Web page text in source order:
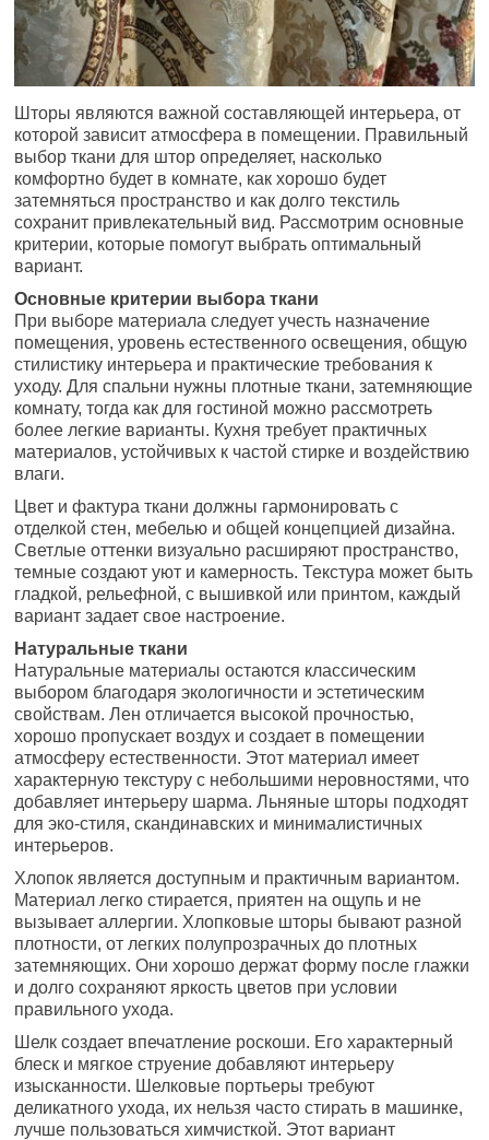
Шторы являются важной составляющей интерьера, от
которой зависит атмосфера в помещении. Правильный
выбор ткани для штор определяет, насколько
комфортно будет в комнате, как хорошо будет
затемняться пространство и как долго текстиль
сохранит привлекательный вид. Рассмотрим основные
критерии, которые помогут выбрать оптимальный
вариант.
Основные критерии выбора ткани
При выборе материала следует учесть назначение
помещения, уровень естественного освещения, общую
стилистику интерьера и практические требования к
уходу. Для спальни нужны плотные ткани, затемняющие
комнату, тогда как для гостиной можно рассмотреть
более легкие варианты. Кухня требует практичных
материалов, устойчивых к частой стирке и воздействию
влаги.
Цвет и фактура ткани должны гармонировать с
отделкой стен, мебелью и общей концепцией дизайна.
Светлые оттенки визуально расширяют пространство,
темные создают уют и камерность. Текстура может быть
гладкой, рельефной, с вышивкой или принтом, каждый
вариант задает свое настроение.
Натуральные ткани
Натуральные материалы остаются классическим
выбором благодаря экологичности и эстетическим
свойствам. Лен отличается высокой прочностью,
хорошо пропускает воздух и создает в помещении
атмосферу естественности. Этот материал имеет
характерную текстуру с небольшими неровностями, что
добавляет интерьеру шарма. Льняные шторы подходят
для эко-стиля, скандинавских и минималистичных
интерьеров.
Хлопок является доступным и практичным вариантом.
Материал легко стирается, приятен на ощупь и не
вызывает аллергии. Хлопковые шторы бывают разной
плотности, от легких полупрозрачных до плотных
затемняющих. Они хорошо держат форму после глажки
и долго сохраняют яркость цветов при условии
правильного ухода.
Шелк создает впечатление роскоши. Его характерный
блеск и мягкое струение добавляют интерьеру
изысканности. Шелковые портьеры требуют
деликатного ухода, их нельзя часто стирать в машинке,
лучше пользоваться химчисткой. Этот вариант